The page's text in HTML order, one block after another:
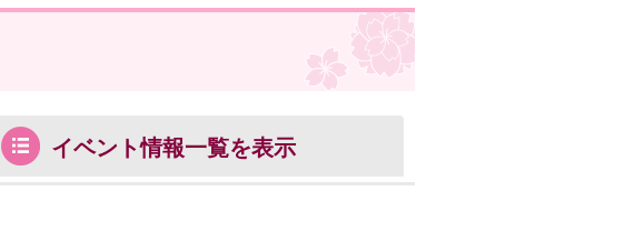
イベント情報一覧を表示